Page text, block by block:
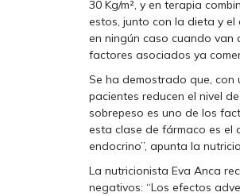
30 Kg/m², y en terapia
estos, junto con la dieta y
en ningún caso cuando van
factores asociados ya
Se ha demostrado que,
pacientes reducen el nivel
sobrepeso es uno de los
esta clase de fármaco es el
endocrino”, apunta la
La nutricionista Eva Anca
negativos: “Los efectos